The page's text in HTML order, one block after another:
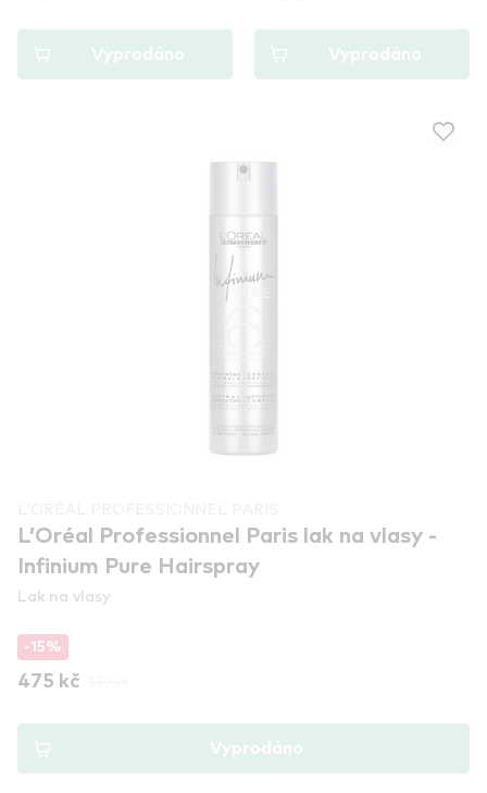
Vyprodáno Vyprodáno
L’Oréal Professionnel Paris lak na vlasy -
Infinium Pure Hairspray
Lak na vlasy
-15%
475 kč
Vyprodáno